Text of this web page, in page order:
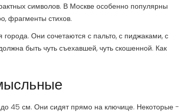
символов. В Москве особенно популярны
фрагменты стихов.
Они сочетаются с пальто, с пиджаками, с
быть чуть съехавшей, чуть скошенной. Как
45 см. Они сидят прямо на ключице. Некоторые -